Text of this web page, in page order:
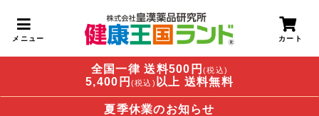
全国一律 送料500円 (税込)
5,400円 (税込) 以上 送料無料
夏季休業のお知らせ